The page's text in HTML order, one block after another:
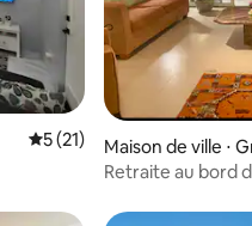
Évaluation moyenne sur la
5 (21)
Maison de ville ⋅
Retraite au bord